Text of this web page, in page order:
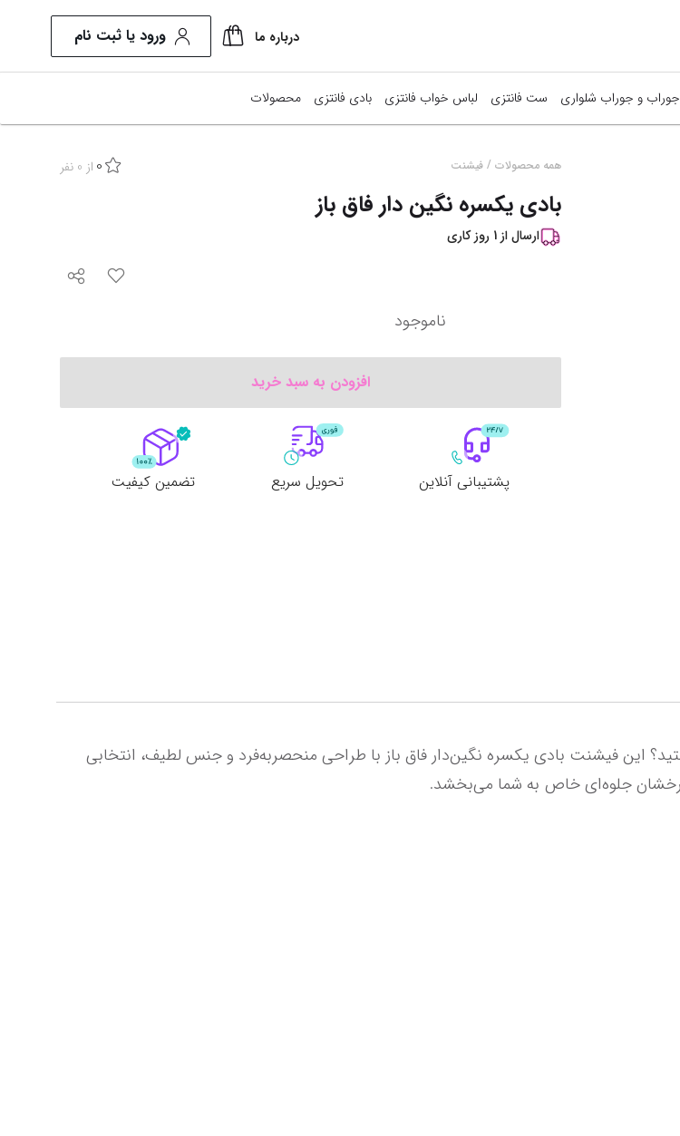
درباره ما ورود یا ثبت نام
جوراب و جوراب شلواری ست فانتزی لباس خواب فانتزی بادی فانتزی محصولات
همه محصولات / فیشنت 0 از 0 نفر
بادی یکسره نگین دار فاق باز
ارسال از 1 روز کاری
ناموجود
افزودن به سبد خرید
پشتیبانی آنلاین تحویل سریع تضمین کیفیت